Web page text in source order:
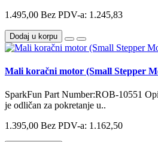
1.495,00 Bez PDV-a: 1.245,83
Dodaj u korpu
Mali koračni motor (Small Stepper
SparkFun Part Number:ROB-10551
je odličan za pokretanje u..
1.395,00 Bez PDV-a: 1.162,50